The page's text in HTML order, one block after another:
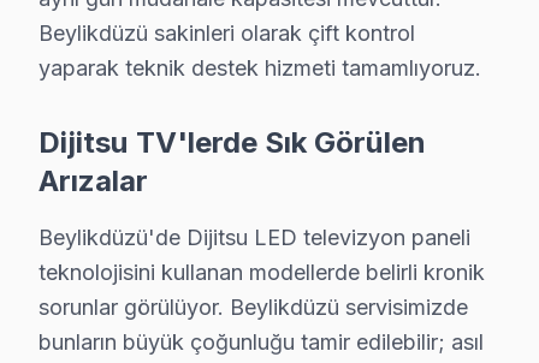
Dijitsu TV’lerdeki teknik sorunların temel kaynağı,
Beylikdüzü’nün coğrafi konumu, ulaşım ağıyla da
Beylikdüzü Mahallelerinde Dijitsu Teknik
Beylikdüzü bölgesinden gelen Dijitsu panel şikayetleri
1.Ekran Yanması: Ekranda kalıcı izlerin oluşması
2.Anakart Arızası: Cihazın hiç açılmaması ya da
3.Güç Kartı Sorunları : TV’nin açılmaması ya da
Beylikdüzü sakinleri olarak çift kontrol
yaparak teknik destek hizmeti tamamlıyoruz.
Dijitsu TV'lerde Sık Görülen
Arızalar
Beylikdüzü'de Dijitsu LED televizyon paneli
teknolojisini kullanan modellerde belirli kronik
sorunlar görülüyor. Beylikdüzü servisimizde
bunların büyük çoğunluğu tamir edilebilir; asıl